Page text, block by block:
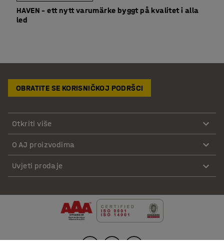
HAVEN – ett nytt varumärke byggt på kvalitet i alla
led
OBRATITE SE KORISNIČKOJ PODRŠCI
Otkriti više
O AJ proizvodima
Uvjeti prodaje